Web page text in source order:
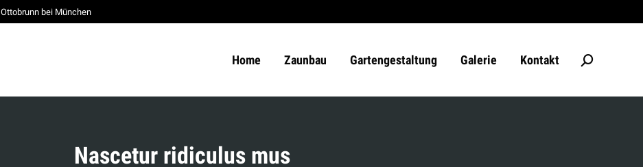
Ottobrunn bei München
Home Zaunbau Gartengestaltung Galerie Kontakt Search:
Nascetur ridiculus mus